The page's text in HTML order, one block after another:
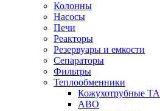
Колонны
Насосы
Печи
Реакторы
Резервуары и емкости
Сепараторы
Фильтры
Теплообменники
Кожухотрубные ТА
АВО